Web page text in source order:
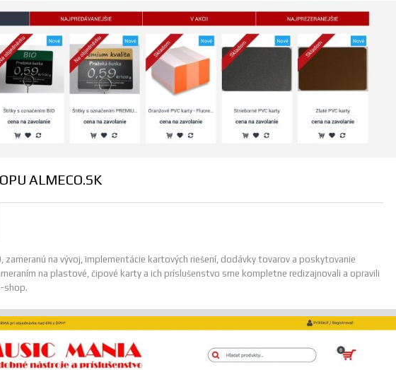
ALMECO.SK
zameranú na vývoj, implementácie kartových riešení, dodávky tovarov a poskytovanie
na plastové, čipové karty a ich príslušenstvo sme kompletne redizajnovali a opravili
shop.